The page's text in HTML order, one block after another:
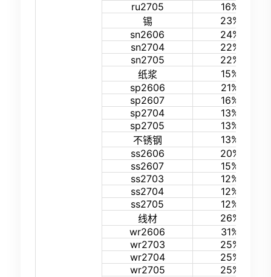
ru2705
16%
锡
23%
sn2606
24%
sn2704
22%
sn2705
22%
纸浆
15%
sp2606
21%
sp2607
16%
sp2704
13%
sp2705
13%
不锈钢
13%
ss2606
20%
ss2607
15%
ss2703
12%
ss2704
12%
ss2705
12%
线材
26%
wr2606
31%
wr2703
25%
wr2704
25%
wr2705
25%